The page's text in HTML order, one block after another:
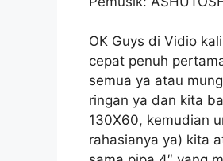
OK Guys di Vidio
cepat penuh
semua ya atau
ringan ya dan kita
130X60, kemudian
rahasianya ya) kita